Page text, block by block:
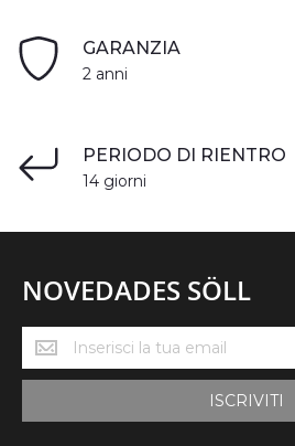
GARANZIA
2 anni
PERIODO DI RIENTRO
14 giorni
NOVEDADES SÖLL
Novedades
Söll
ISCRIVITI